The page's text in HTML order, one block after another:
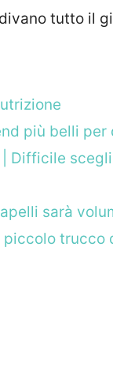
tutto il
più belli per
Difficile
sarà
piccolo trucco